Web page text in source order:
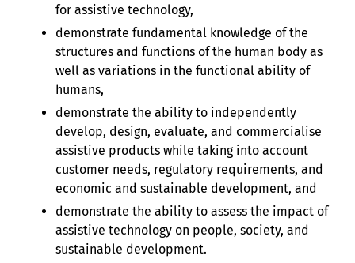
for assistive technology,
demonstrate fundamental knowledge of the
structures and functions of the human body as
well as variations in the functional ability of
humans,
demonstrate the ability to independently
develop, design, evaluate, and commercialise
assistive products while taking into account
customer needs, regulatory requirements, and
economic and sustainable development, and
demonstrate the ability to assess the impact of
assistive technology on people, society, and
sustainable development.